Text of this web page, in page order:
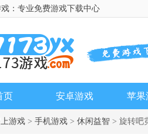
：专业免费游戏下载中心
页 安卓游戏 苹果
游戏 > 手机游戏 > 休闲益智 > 旋转吧